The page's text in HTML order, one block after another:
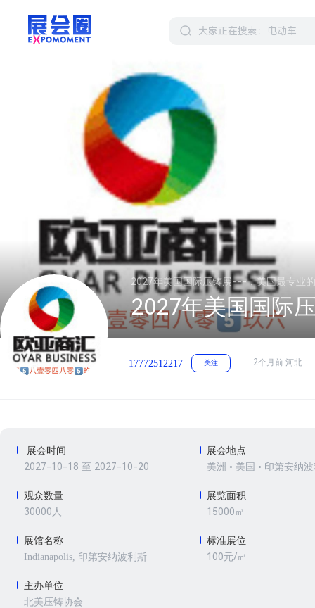
2027年美国国际压铸展---，美国最专业
2027年美国国际
17772512217 关注 2个月前 河北
展会时间
2027-10-18 至 2027-10-20
展会地点
美洲 • 美国 • 印第安纳
观众数量
30000人
展览面积
15000㎡
展馆名称
Indianapolis, 印第安纳波利斯
标准展位
100元/㎡
主办单位
北美压铸协会